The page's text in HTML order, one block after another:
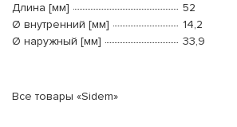
Длина [мм]
52
Ø внутренний [мм]
14,2
Ø наружный [мм]
33,9
Все товары «Sidem»